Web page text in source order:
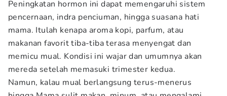
Peningkatan hormon ini dapat memengaruhi sistem
pencernaan, indra penciuman, hingga suasana hati
mama. Itulah kenapa aroma kopi, parfum, atau
makanan favorit tiba-tiba terasa menyengat dan
memicu mual. Kondisi ini wajar dan umumnya akan
mereda setelah memasuki trimester kedua.
Namun, kalau mual berlangsung terus-menerus